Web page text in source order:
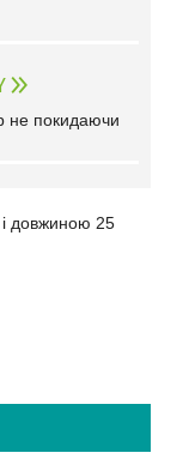
не покидаючи
довжиною 25